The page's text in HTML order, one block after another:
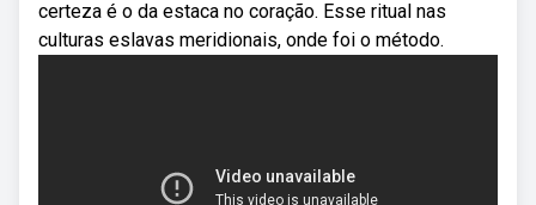
certeza é o da estaca no coração. Esse ritual nas
culturas eslavas meridionais, onde foi o método.